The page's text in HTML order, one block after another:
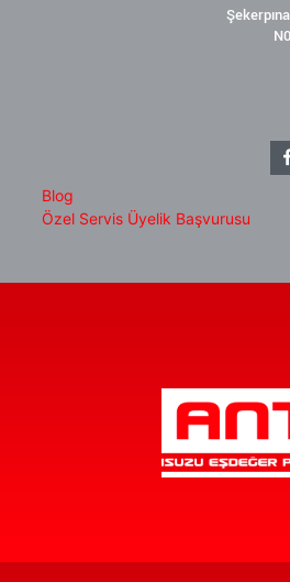
Blog
Özel Servis Üyelik Başvurusu